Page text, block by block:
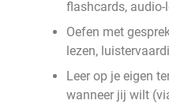
flashcards,
Oefen met
lezen,
Leer op je eigen
wanneer jij wilt